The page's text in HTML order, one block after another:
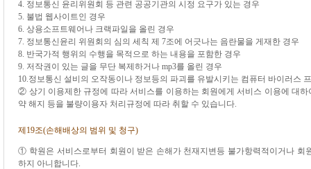
4. 정보통신 윤리위원회 등 관련 공공기관의 시정 요구가 있는 경우
5. 불법 웹사이트인 경우
6. 상용소프트웨어나 크랙파일을 올린 경우
7. 정보통신윤리 위원회의 심의 세칙 제 7조에 어긋나는 음란물을 게재한 경우
8. 반국가적 행위의 수행을 목적으로 하는 내용을 포함한 경우
9. 저작권이 있는 글을 무단 복제하거나 mp3를 올린 경우
10.정보통신 설비의 오작동이나 정보등의 파괴를 유발시키는 컴퓨터 바이러스
② 상기 이용제한 규정에 따라 서비스를 이용하는 회원에게 서비스 이용에 대
약 해지 등을 불량이용자 처리규정에 따라 취할 수 있습니다.
제19조(손해배상의 범위 및 청구)
① 학원은 서비스로부터 회원이 받은 손해가 천재지변등 불가항력적이거나 회
하지 아니합니다.